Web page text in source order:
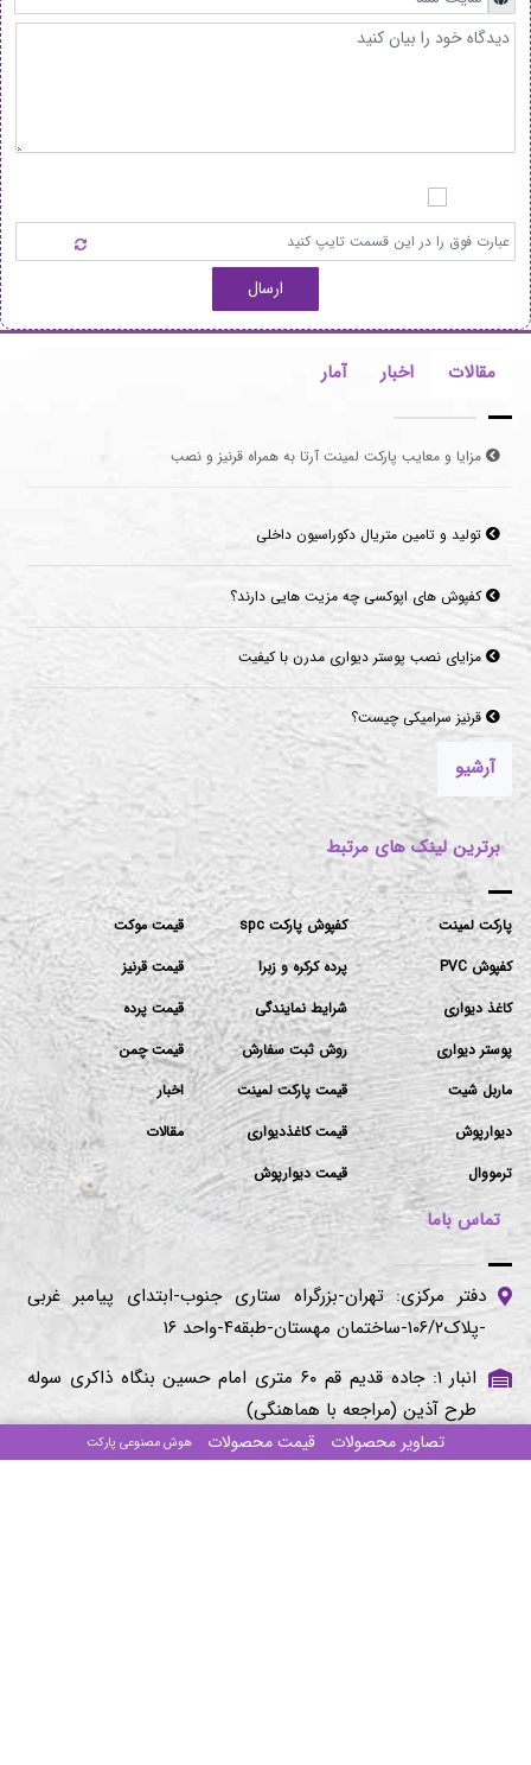
ارسال
مقالات اخبار آمار
کفپوش های اپوکسی چه مزیت هایی دارند؟
مزایای نصب پوستر دیواری مدرن با کیفیت
قرنیز سرامیکی چیست؟
موکت‌های مناسب برای فضاهای پرتردد و فضاهای اداری
آرشیو
برترین لینک های مرتبط
پارکت لمینت
کفپوش PVC
کاغذ دیواری
پوستر دیواری
ماربل شیت
دیوارپوش
ترمووال
کفپوش پارکت spc
پرده کرکره و زبرا
شرایط نمایندگی
روش ثبت سفارش
قیمت پارکت لمینت
قیمت کاغذدیواری
قیمت دیوارپوش
قیمت موکت
قیمت قرنیز
قیمت پرده
قیمت چمن
اخبار
مقالات
تماس باما
دفتر مرکزی: تهران-بزرگراه ستاری جنوب-ابتدای پیامبر غربی
-پلاک۱۰۶/۲-ساختمان مهستان-طبقه۴-واحد ۱۶
انبار ۱: جاده قدیم قم ۶۰ متری امام حسین بنگاه ذاکری سوله
طرح آذین (مراجعه با هماهنگی)
انبار ۲:اتوبان امام رضا شهرک صنعتی خاوران نبش صنوبر ۱ و ۲
تصاویر محصولات قیمت محصولات هوش مصنوعی پارکت